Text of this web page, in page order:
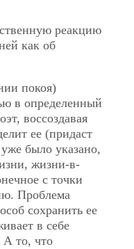
реакцию
как об
покоя)
в определенный
воссоздавая
ее (придаст
было указано,
жизни-в-
с точки
Проблема
сохранить ее
в себе
А то, что